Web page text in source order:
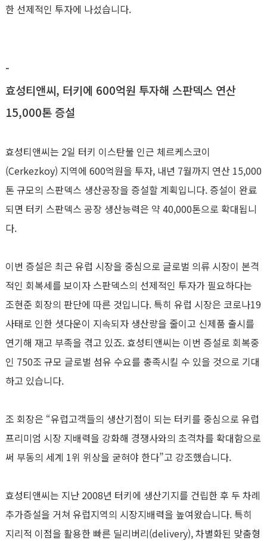
한 선제적인 투자에 나섰습니다.
-
효성티앤씨, 터키에 600억원 투자해 스판덱스 연산
15,000톤 증설
효성티앤씨는 2일 터키 이스탄불 인근 체르케스코이
(Cerkezkoy) 지역에 600억원을 투자, 내년 7월까지 연산 15,000
톤 규모의 스판덱스 생산공장을 증설할 계획입니다. 증설이 완료
되면 터키 스판덱스 공장 생산능력은 약 40,000톤으로 확대됩니
다.
이번 증설은 최근 유럽 시장을 중심으로 글로벌 의류 시장이 본격
적인 회복세를 보이자 스판덱스의 선제적인 투자가 필요하다는
조현준 회장의 판단에 따른 것입니다. 특히 유럽 시장은 코로나19
사태로 인한 셧다운이 지속되자 생산량을 줄이고 신제품 출시를
연기해 재고 부족을 겪고 있죠. 효성티앤씨는 이번 증설로 회복중
인 750조 규모 글로벌 섬유 수요를 충족시킬 수 있을 것으로 기대
하고 있습니다.
조 회장은 “유럽고객들의 생산기점이 되는 터키를 중심으로 유럽
프리미엄 시장 지배력을 강화해 경쟁사와의 초격차를 확대함으로
써 부동의 세계 1위 위상을 굳혀야 한다”고 강조했습니다.
효성티앤씨는 지난 2008년 터키에 생산기지를 건립한 후 두 차례
추가증설을 거쳐 유럽지역의 시장지배력을 높여왔습니다. 특히
지리적 이점을 활용한 빠른 딜리버리(delivery), 차별화된 맞춤형